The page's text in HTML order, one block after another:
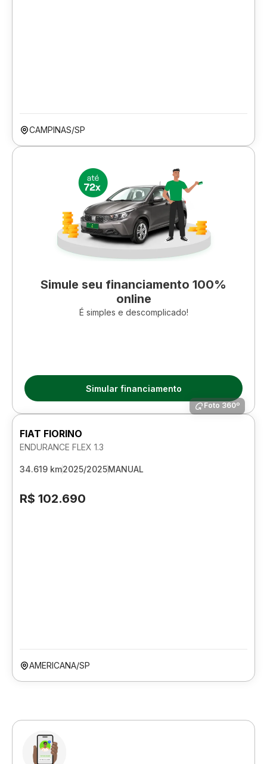
CAMPINAS/SP
Simule seu financiamento 100%
online
É simples e descomplicado!
Simular financiamento
Foto 360º
FIAT FIORINO
ENDURANCE FLEX 1.3
34.619 km2025/2025MANUAL
R$ 102.690
AMERICANA/SP